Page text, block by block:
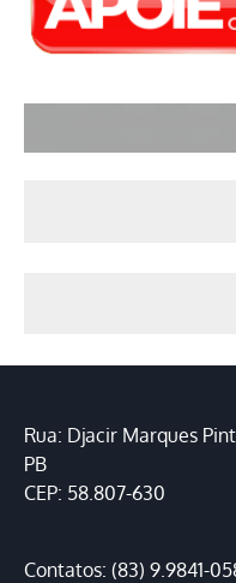
Rua: Djacir Marques
PB
CEP: 58.807-630
Contatos: (83) 9.9841-